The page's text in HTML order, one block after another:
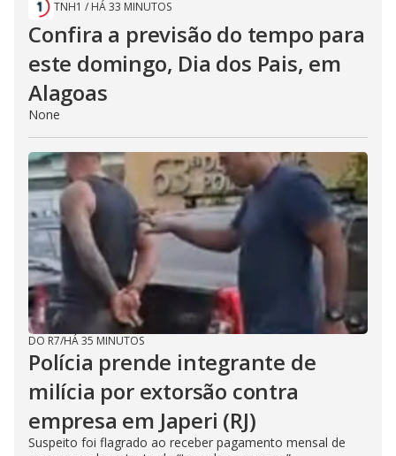
TNH1 / HÁ 33 MINUTOS
Confira a previsão do tempo para
este domingo, Dia dos Pais, em
Alagoas
None
DO R7/HÁ 35 MINUTOS
Polícia prende integrante de
milícia por extorsão contra
empresa em Japeri (RJ)
Suspeito foi flagrado ao receber pagamento mensal de